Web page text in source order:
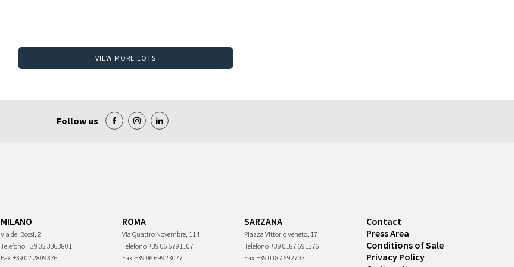
VIEW MORE LOTS
Follow us
MILANO
Via dei Bossi, 2
Telefono +39 02 3363801
Fax +39 02 28093761
ROMA
Via Quattro Novembre, 114
Telefono +39 06 6791107
Fax +39 06 69923077
SARZANA
Piazza Vittorio Veneto, 17
Telefono +39 0187 691376
Fax +39 0187 692703
Contact
Press Area
Conditions of Sale
Privacy Policy